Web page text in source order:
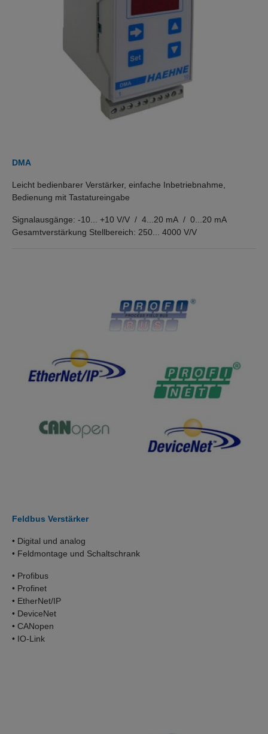
DMA
Leicht bedienbarer Verstärker, einfache Inbetriebnahme,
Bedienung mit Tastatureingabe
Signalausgänge: -10... +10 V/V / 4...20 mA / 0...20 mA
Gesamtverstärkung Stellbereich: 250... 4000 V/V
Feldbus Verstärker
• Digital und analog
• Feldmontage und Schaltschrank
• Profibus
• Profinet
• EtherNet/IP
• DeviceNet
• CANopen
• IO-Link